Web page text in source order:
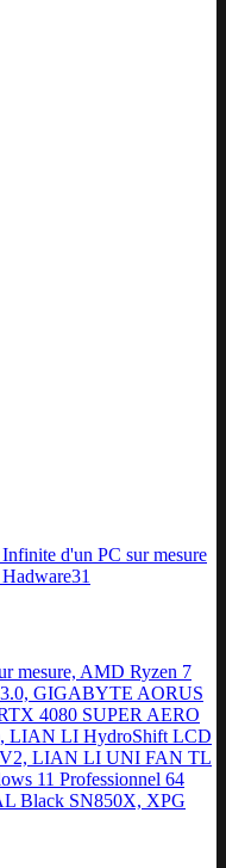
mesure, AMD Ryzen 7
GIGABYTE AORUS
4080 SUPER AERO
LIAN LI HydroShift LCD
V2, LIAN LI UNI FAN TL
11 Professionnel 64
Black SN850X, XPG